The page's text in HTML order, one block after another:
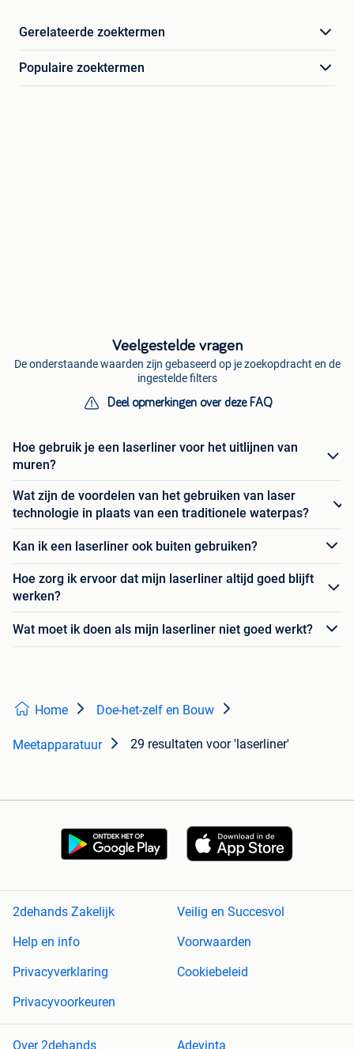
Gerelateerde zoektermen
Populaire zoektermen
Veelgestelde vragen
De onderstaande waarden zijn gebaseerd op je zoekopdracht en de
ingestelde filters
Deel opmerkingen over deze FAQ
Hoe gebruik je een laserliner voor het uitlijnen van
muren?
Wat zijn de voordelen van het gebruiken van laser
technologie in plaats van een traditionele waterpas?
Kan ik een laserliner ook buiten gebruiken?
Hoe zorg ik ervoor dat mijn laserliner altijd goed blijft
werken?
Wat moet ik doen als mijn laserliner niet goed werkt?
Home Doe-het-zelf en Bouw
Meetapparatuur 29 resultaten voor 'laserliner'
2dehands Zakelijk
Veilig en Succesvol
Help en info
Voorwaarden
Privacyverklaring
Cookiebeleid
Privacyvoorkeuren
Over 2dehands Adevinta